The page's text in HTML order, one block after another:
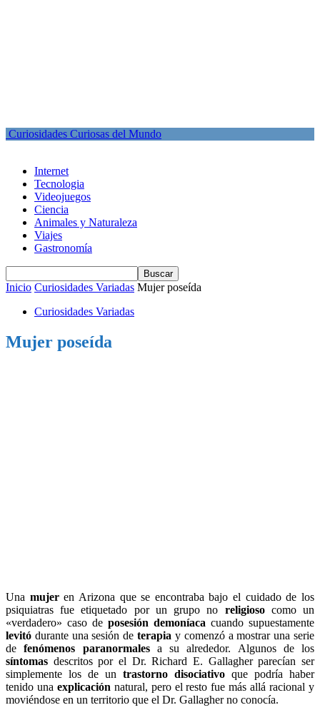
Curiosidades Curiosas del Mundo
Internet
Tecnologia
Videojuegos
Ciencia
Animales y Naturaleza
Viajes
Gastronomía
Inicio Curiosidades Variadas Mujer poseída
Curiosidades Variadas
Mujer poseída
Una mujeren Arizona que se encontraba bajo el cuidado de los
psiquiatras fue etiquetado por un grupo no religioso como un
«verdadero» caso de posesión demoníaca cuando supuestamente
levitó durante una sesión deterapia y comenzó a mostrar una serie
defenómenos paranormales a su alrededor. Algunos de los
síntomas descritos por el Dr. Richard E. Gallagher parecían ser
simplemente los de un trastorno disociativo que podría haber
tenido una explicación natural, pero el resto fue más allá racional y
moviéndose en un territorio que el Dr. Gallagher no conocía.